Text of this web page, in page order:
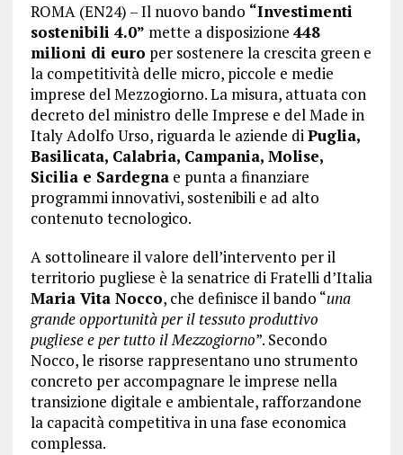
ROMA (EN24) – Il nuovo bando “Investimenti
sostenibili 4.0” mette a disposizione 448
milioni di euro per sostenere la crescita green e
la competitività delle micro, piccole e medie
imprese del Mezzogiorno. La misura, attuata con
decreto del ministro delle Imprese e del Made in
Italy Adolfo Urso, riguarda le aziende diPuglia,
Basilicata, Calabria, Campania, Molise,
Sicilia e Sardegnae punta a finanziare
programmi innovativi, sostenibili e ad alto
contenuto tecnologico.
A sottolineare il valore dell’intervento per il
territorio pugliese è la senatrice di Fratelli d’Italia
Maria Vita Nocco, che definisce il bando “una
grande opportunità per il tessuto produttivo
pugliese e per tutto il Mezzogiorno”. Secondo
Nocco, le risorse rappresentano uno strumento
concreto per accompagnare le imprese nella
transizione digitale e ambientale, rafforzandone
la capacità competitiva in una fase economica
complessa.